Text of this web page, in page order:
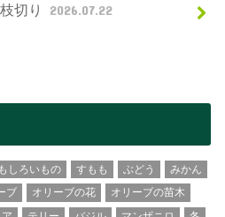
切り 2026.07.22
しろいもの すもも ぶどう
みかん
ブ オリーブの花
オリーブの苗木